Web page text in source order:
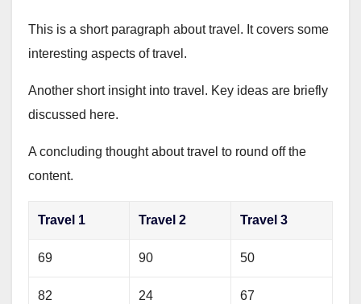
This is a short paragraph about travel. It covers some
interesting aspects of travel.
Another short insight into travel. Key ideas are briefly
discussed here.
A concluding thought about travel to round off the
content.
Travel 1 Travel 2 Travel 3
69 90 50
82 24 67